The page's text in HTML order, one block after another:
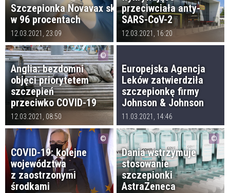
Szczepionka Novavax skuteczna
w 96 procentach
12.03.2021, 23:09
przeciwciała anty-
SARS-CoV-2
12.03.2021, 16:20
Anglia: bezdomni
objęci priorytetem
szczepień
przeciwko COVID-19
12.03.2021, 08:50
Europejska Agencja
Leków zatwierdziła
szczepionkę firmy
Johnson & Johnson
11.03.2021, 14:46
COVID-19: kolejne
województwa
z zaostrzonymi
środkami
Dania wstrzymuje
stosowanie
szczepionki
AstraZeneca